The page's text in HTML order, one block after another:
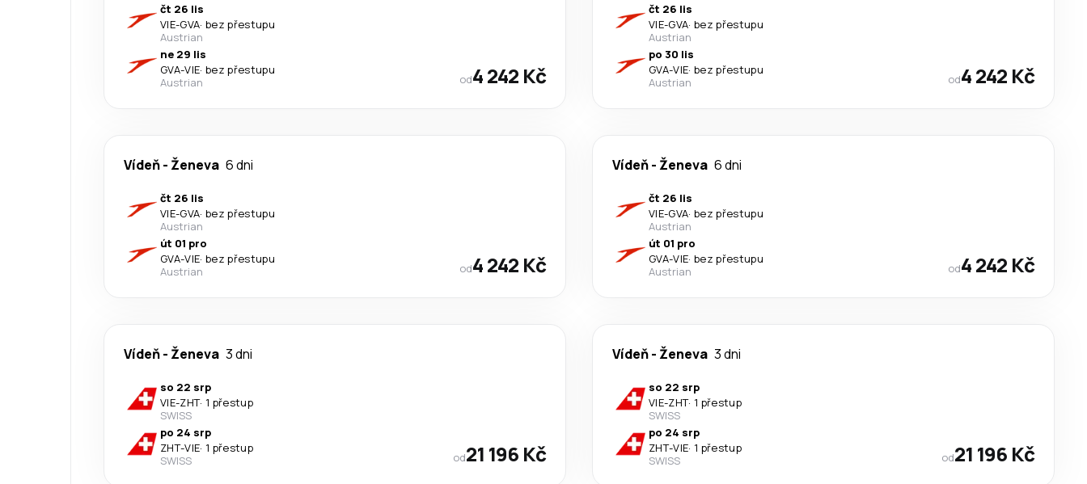
čt 26 lis
VIE-GVA· bez přestupu
Austrian
ne 29 lis
GVA-VIE· bez přestupu
Austrian
od4 242 Kč
čt 26 lis
VIE-GVA· bez přestupu
Austrian
po 30 lis
GVA-VIE· bez přestupu
Austrian
od4 242 Kč
Vídeň- Ženeva 6 dni
čt 26 lis
VIE-GVA· bez přestupu
Austrian
út 01 pro
GVA-VIE· bez přestupu
Austrian
od4 242 Kč
Vídeň- Ženeva 6 dni
čt 26 lis
VIE-GVA· bez přestupu
Austrian
út 01 pro
GVA-VIE· bez přestupu
Austrian
od4 242 Kč
Vídeň- Ženeva 3 dni
so 22 srp
VIE-ZHT· 1 přestup
SWISS
po 24 srp
ZHT-VIE· 1 přestup
SWISS
od21 196 Kč
Vídeň- Ženeva 3 dni
so 22 srp
VIE-ZHT· 1 přestup
SWISS
po 24 srp
ZHT-VIE· 1 přestup
SWISS
od21 196 Kč